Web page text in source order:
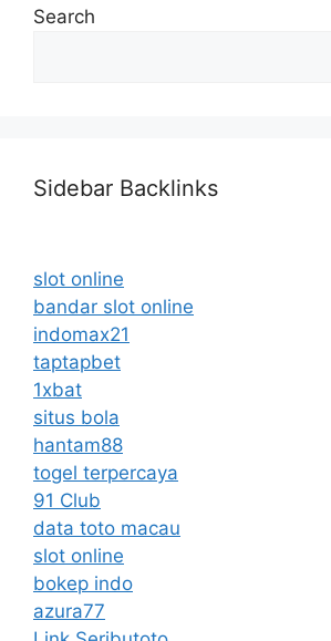
Search
Sidebar Backlinks
slot online
bandar slot online
indomax21
taptapbet
1xbat
situs bola
hantam88
togel terpercaya
91 Club
data toto macau
slot online
bokep indo
azura77